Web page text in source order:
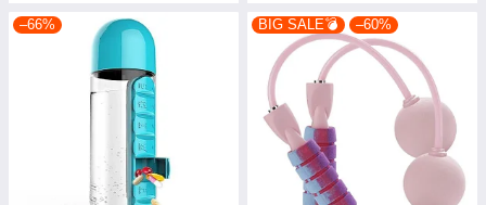
–66% BIG SALE💣 –60%